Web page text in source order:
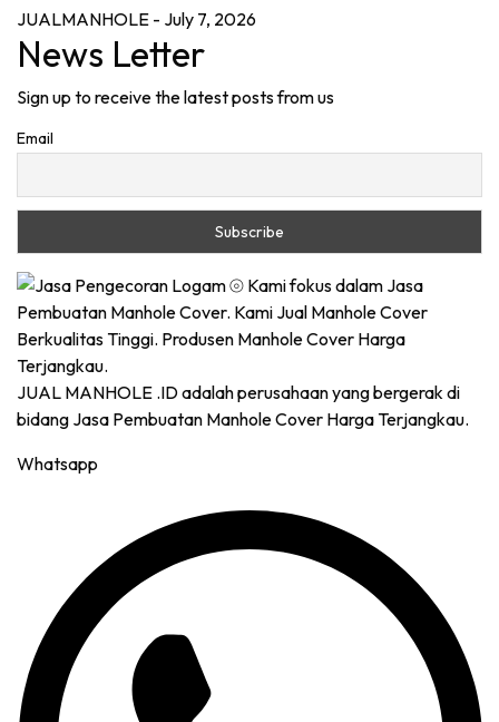
JUALMANHOLE - July 7, 2026
News Letter
Sign up to receive the latest posts from us
Email
JUAL MANHOLE .ID adalah perusahaan yang bergerak di
bidang Jasa Pembuatan Manhole Cover Harga Terjangkau.
Whatsapp